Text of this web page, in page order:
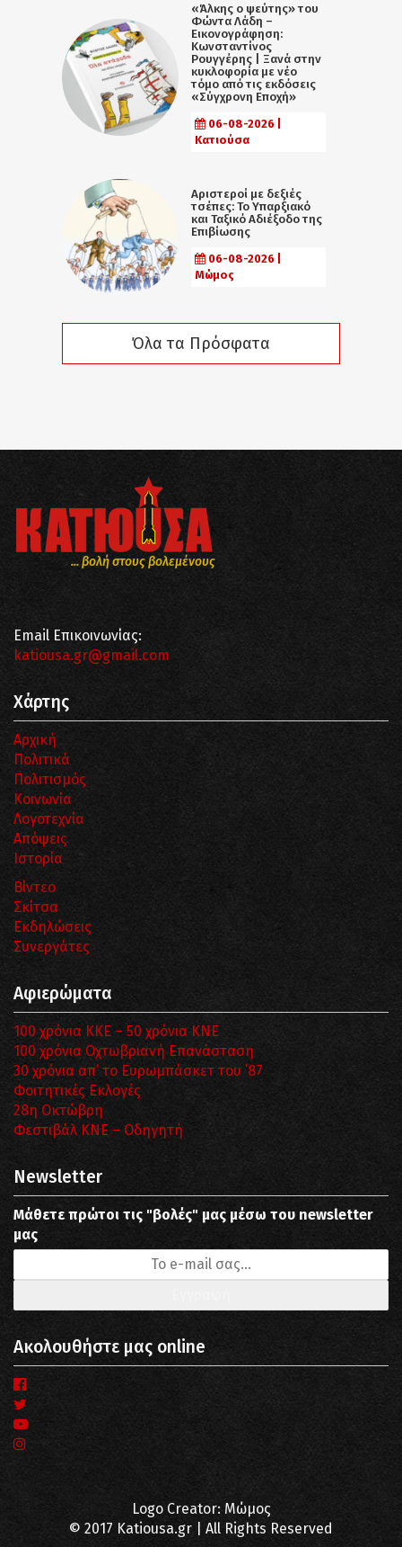
«Άλκης ο ψεύτης» του
Φώντα Λάδη –
Εικονογράφηση:
Κωνσταντίνος
Ρουγγέρης | Ξανά στην
κυκλοφορία με νέο
τόμο από τις εκδόσεις
«Σύγχρονη Εποχή»
06-08-2026 |
Κατιούσα
Αριστεροί με δεξιές
τσέπες: Το Υπαρξιακό
και Ταξικό Αδιέξοδο της
Επιβίωσης
06-08-2026 |
Μώμος
Όλα τα Πρόσφατα
... βολή στους βολεμένους
Email Επικοινωνίας:
katiousa.gr@gmail.com
Χάρτης
Αρχική
Πολιτικά
Πολιτισμός
Κοινωνία
Λογοτεχνία
Απόψεις
Ιστορία
Βίντεο
Σκίτσα
Εκδηλώσεις
Συνεργάτες
Αφιερώματα
100 χρόνια ΚΚΕ – 50 χρόνια ΚΝΕ
100 χρόνια Οχτωβριανή Επανάσταση
30 χρόνια απ’ το Ευρωμπάσκετ του ΄87
Φοιτητικές Εκλογές
28η Οκτώβρη
Φεστιβάλ ΚΝΕ – Οδηγητή
Newsletter
Μάθετε πρώτοι τις "βολές" μας μέσω του newsletter
μας
Ακολουθήστε μας online
Logo Creator: Μώμος
© 2017 Katiousa.gr | All Rights Reserved